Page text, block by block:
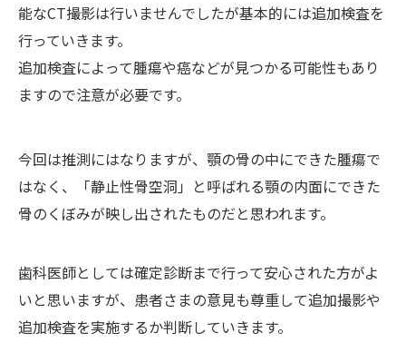
能なCT撮影は行いませんでしたが基本的には追加検査を
行っていきます。
追加検査によって腫瘍や癌などが見つかる可能性もあり
ますので注意が必要です。
今回は推測にはなりますが、顎の骨の中にできた腫瘍で
はなく、「静止性骨空洞」と呼ばれる顎の内面にできた
骨のくぼみが映し出されたものだと思われます。
歯科医師としては確定診断まで行って安心された方がよ
いと思いますが、患者さまの意見も尊重して追加撮影や
追加検査を実施するか判断していきます。